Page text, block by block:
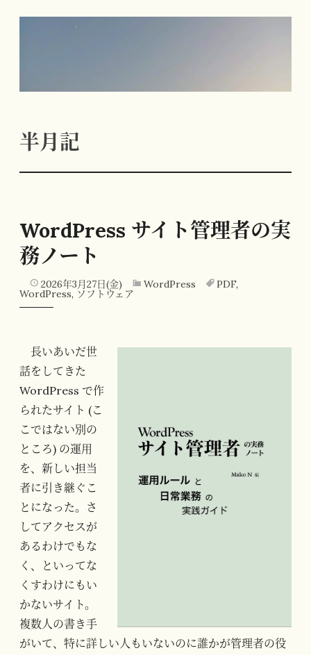
ス
半月記
WordPress サイト管理者の実
務ノート
2026年3月27日(金) WordPress PDF,
WordPress, ソフトウェア
長いあいだ世
話をしてきた
WordPress で作
られたサイト (こ
こではない別の
ところ) の運用
を、新しい担当
者に引き継ぐこ
とになった。さ
してアクセスが
あるわけでもな
く、といってな
くすわけにもい
かないサイト。
複数人の書き手
がいて、特に詳しい人もいないのに誰かが管理者の役